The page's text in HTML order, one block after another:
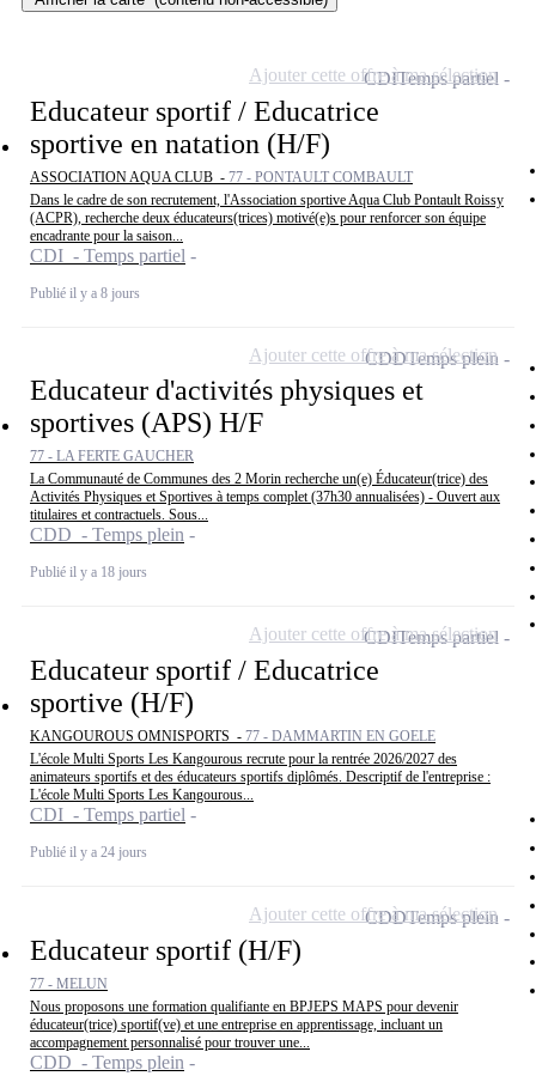
Educateur sportif / Educatrice
sportive en natation (H/F)
ASSOCIATION AQUA CLUB - 77 - PONTAULT COMBAULT
Dans le cadre de son recrutement, l'Association sportive Aqua Club Pontault Roissy
(ACPR), recherche deux éducateurs(trices) motivé(e)s pour renforcer son équipe
encadrante pour la saison...
CDI - Temps partiel
Publié il y a 8 jours
CDITemps partiel
Ajouter cette offre à ma sélection
Educateur d'activités physiques et
sportives (APS) H/F
77 - LA FERTE GAUCHER
La Communauté de Communes des 2 Morin recherche un(e) Éducateur(trice) des
Activités Physiques et Sportives à temps complet (37h30 annualisées) - Ouvert aux
titulaires et contractuels. Sous...
CDD - Temps plein
Publié il y a 18 jours
CDDTemps plein
Ajouter cette offre à ma sélection
Educateur sportif / Educatrice
sportive (H/F)
KANGOUROUS OMNISPORTS - 77 - DAMMARTIN EN GOELE
L'école Multi Sports Les Kangourous recrute pour la rentrée 2026/2027 des
animateurs sportifs et des éducateurs sportifs diplômés. Descriptif de l'entreprise :
L'école Multi Sports Les Kangourous...
CDI - Temps partiel
Publié il y a 24 jours
CDITemps partiel
Ajouter cette offre à ma sélection
Educateur sportif (H/F)
77 - MELUN
Nous proposons une formation qualifiante en BPJEPS MAPS pour devenir
éducateur(trice) sportif(ve) et une entreprise en apprentissage, incluant un
accompagnement personnalisé pour trouver une...
CDD - Temps plein
CDDTemps plein
Ajouter cette offre à ma sélection